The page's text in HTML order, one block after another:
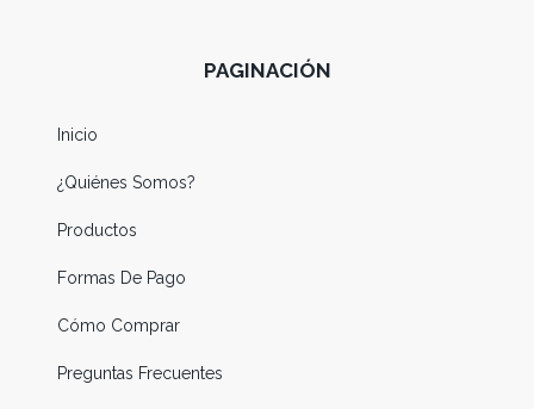
PAGINACIÓN
Inicio
¿Quiénes Somos?
Productos
Formas De Pago
Cómo Comprar
Preguntas Frecuentes